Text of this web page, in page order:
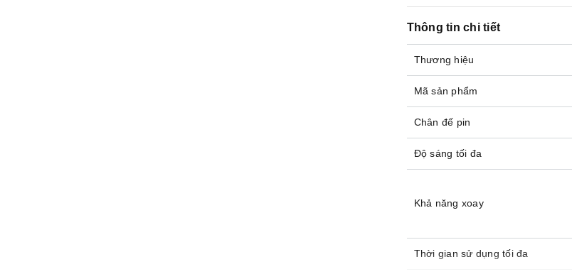
Thông tin chi tiết
Thương hiệu
Mã sản phẩm
Chân đế pin
Độ sáng tối đa
Khả năng xoay
Thời gian sử dụng tối đa